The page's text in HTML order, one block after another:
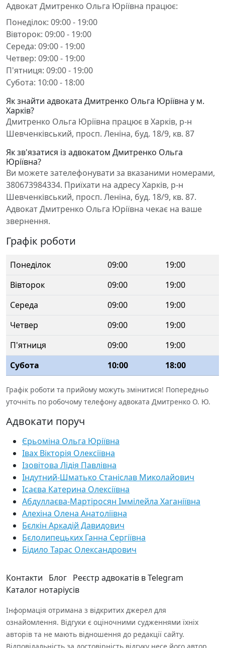
Адвокат Дмитренко Ольга Юріївна працює:
Понеділок: 09:00 - 19:00
Вівторок: 09:00 - 19:00
Середа: 09:00 - 19:00
Четвер: 09:00 - 19:00
П'ятниця: 09:00 - 19:00
Субота: 10:00 - 18:00
Як знайти адвоката Дмитренко Ольга Юріївна у м.
Харків?
Дмитренко Ольга Юріївна працює в Харків, р-н
Шевченківський, просп. Леніна, буд. 18/9, кв. 87
Як зв'язатися із адвокатом Дмитренко Ольга
Юріївна?
Ви можете зателефонувати за вказаними номерами,
380673984334. Приїхати на адресу Харків, р-н
Шевченківський, просп. Леніна, буд. 18/9, кв. 87.
Адвокат Дмитренко Ольга Юріївна чекає на ваше
звернення.
Графік роботи
Понеділок 09:00
19:00
Вівторок
09:00
19:00
Середа
09:00
19:00
Четвер
09:00
19:00
П'ятниця
09:00
19:00
Субота
10:00 18:00
Графік роботи та прийому можуть змінитися! Попередньо
уточніть по робочому телефону адвоката Дмитренко О. Ю.
Адвокати поруч
Єрьоміна Ольга Юріївна
Івах Вікторія Олексіївна
Ізовітова Лідія Павлівна
Індутний-Шматько Станіслав Миколайович
Ісаєва Катерина Олексіївна
Абдуллаєва-Мартіросян Іммілейла Хаганіївна
Алехіна Олена Анатоліївна
Бєлкін Аркадій Давидович
Бєлолипецьких Ганна Сергіївна
Бідило Тарас Олександрович
Контакти Блог Реєстр адвокатів в Telegram
Каталог нотаріусів
Інформація отримана з відкритих джерел для
ознайомлення. Відгуки є оціночними судженнями їхніх
авторів та не мають відношення до редакції сайту.